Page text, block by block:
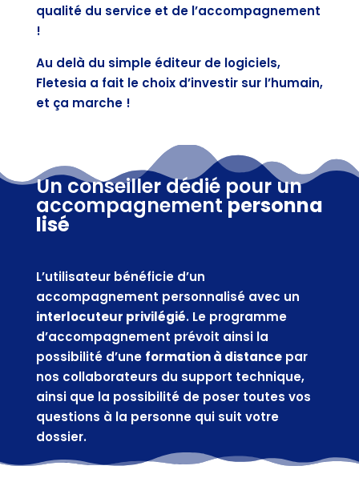
qualité du service et de l’accompagnement
!
Au delà du simple éditeur de logiciels,
Fletesia a fait le choix d’investir sur l’humain,
et ça marche !
Un conseiller dédiépour un
accompagnementpersonna
lisé
L’utilisateur bénéficie d’un
accompagnement personnalisé avec un
interlocuteur privilégié. Le programme
d’accompagnement prévoit ainsi la
possibilité d’une formation à distancepar
nos collaborateurs du support technique,
ainsi que la possibilité de poser toutes vos
questions à la personne qui suit votre
dossier.